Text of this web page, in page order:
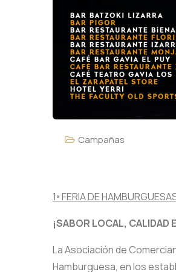
Campañas
1ª FERIA DE
¡SABOR LOCAL, CALIDAD
La Asociación de
Hamburguesa, en los